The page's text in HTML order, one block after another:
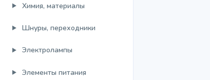
Химия, материалы
Шнуры, переходники
Электролампы
Элементы питания